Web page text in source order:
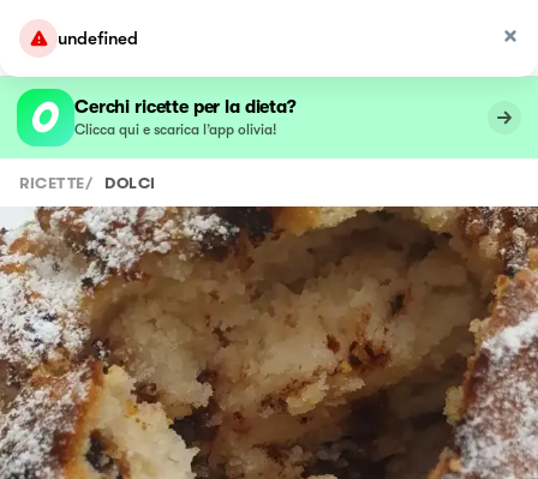
undefined
Cerchi ricette per la dieta?
Clicca qui e scarica l’app olivia!
RICETTE/ DOLCI